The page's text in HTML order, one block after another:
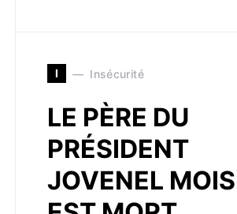
I Insécurité
LE PÈRE DU
PRÉSIDENT
JOVENEL